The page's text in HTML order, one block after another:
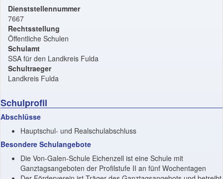
Dienststellennummer
7667
Rechtsstellung
Öffentliche Schulen
Schulamt
SSA für den Landkreis Fulda
Schultraeger
Landkreis Fulda
Schulprofil
Abschlüsse
Hauptschul- und Realschulabschluss
Besondere Schulangebote
Die Von-Galen-Schule Eichenzell ist eine Schule mit
Ganztagsangeboten der Profilstufe II an fünf Wochentagen